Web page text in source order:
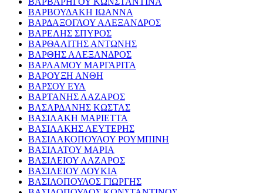
ΒΑΡΒΟΥΔΑΚΗ ΙΩΑΝΝΑ
ΒΑΡΔΑΞΟΓΛΟΥ ΑΛΕΞΑΝΔΡΟΣ
ΒΑΡΕΛΗΣ ΣΠΥΡΟΣ
ΒΑΡΘΑΛΙΤΗΣ ΑΝΤΩΝΗΣ
ΒΑΡΘΗΣ ΑΛΕΞΑΝΔΡΟΣ
ΒΑΡΛΑΜΟΥ ΜΑΡΓΑΡΙΤΑ
ΒΑΡΟΥΞΗ ΑΝΘΗ
ΒΑΡΣΟΥ ΕΥΑ
ΒΑΡΤΑΝΗΣ ΛΑΖΑΡΟΣ
ΒΑΣΑΡΔΑΝΗΣ ΚΩΣΤΑΣ
ΒΑΣΙΛΑΚΗ ΜΑΡΙΕΤΤΑ
ΒΑΣΙΛΑΚΗΣ ΛΕΥΤΕΡΗΣ
ΒΑΣΙΛΑΚΟΠΟΥΛΟΥ ΡΟΥΜΠΙΝΗ
ΒΑΣΙΛΑΤΟΥ ΜΑΡΙΑ
ΒΑΣΙΛΕΙΟΥ ΛΑΖΑΡΟΣ
ΒΑΣΙΛΕΙΟΥ ΛΟΥΚΙΑ
ΒΑΣΙΛΟΠΟΥΛΟΣ ΓΙΩΡΓΗΣ